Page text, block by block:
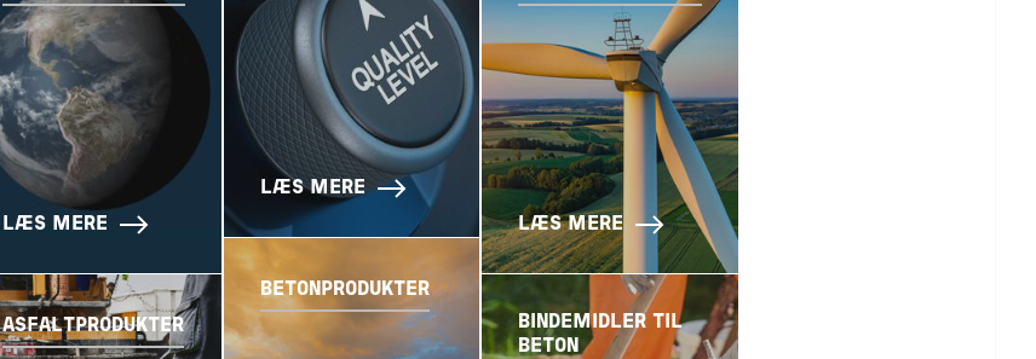
LÆS MERE
LÆS MERE
LÆS MERE
ASFALTPRODUKTER
BETONPRODUKTER
BINDEMIDLER TIL
BETON